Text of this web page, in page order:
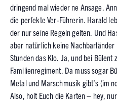
dringend mal wieder ne Ansage.
die perfekte Ver-Führerin. Harald
der nur seine Regeln gelten. Und
aber natürlich keine
Stunden das Klo. Ja, und bei Bülent
Familienregiment. Da muss sogar
Metal und Marschmusik gibt’s (im
Also, holt Euch die Karten – hey,